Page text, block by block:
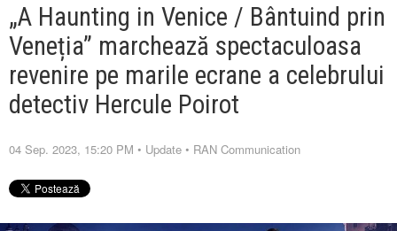
„A Haunting in Venice / Bântuind prin
Veneția” marchează spectaculoasa
revenire pe marile ecrane a celebrului
detectiv Hercule Poirot
04 Sep. 2023, 15:20 PM • Update • RAN Communication